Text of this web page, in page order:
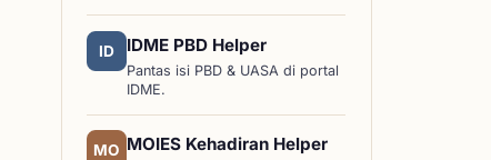
ID IDME PBD Helper
Pantas isi PBD & UASA di portal
IDME.
MO MOIES Kehadiran Helper